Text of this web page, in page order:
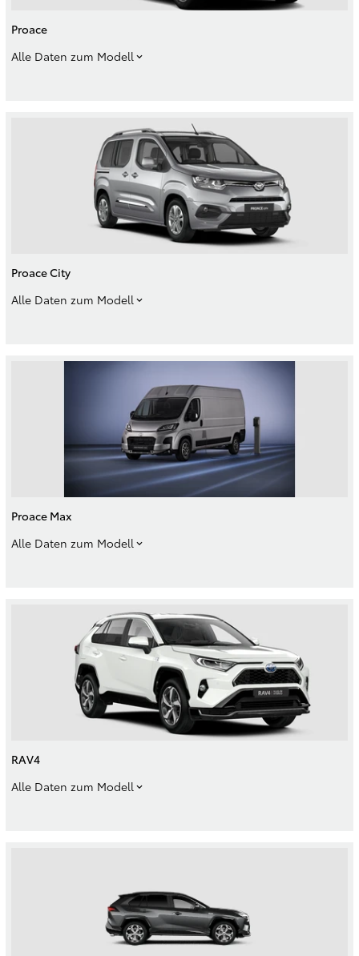
Proace
Alle Daten zum Modell
Proace City
Alle Daten zum Modell
Proace Max
Alle Daten zum Modell
RAV4
Alle Daten zum Modell